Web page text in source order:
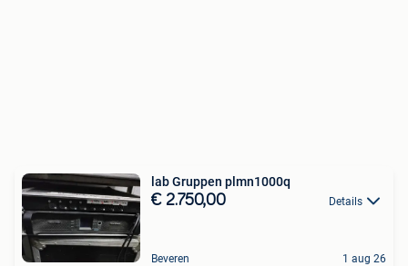
lab Gruppen plmn1000q
€ 2.750,00 Details
Beveren 1 aug 26